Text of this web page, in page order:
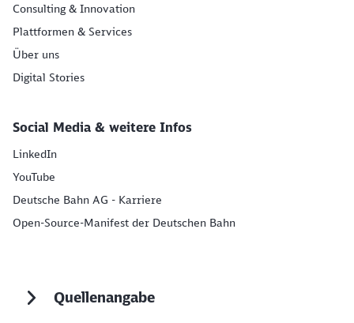
Consulting & Innovation
Plattformen & Services
Über uns
Digital Stories
Social Media & weitere Infos
LinkedIn
YouTube
Deutsche Bahn AG - Karriere
Open-Source-Manifest der Deutschen Bahn
Quellenangabe